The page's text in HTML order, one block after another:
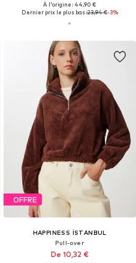
À l'origine : 44,90 €
Dernier prix le plus bas :23,94 €-3%
OFFRE
HAPPINESS İSTANBUL
Pull-over
De 10,32 €